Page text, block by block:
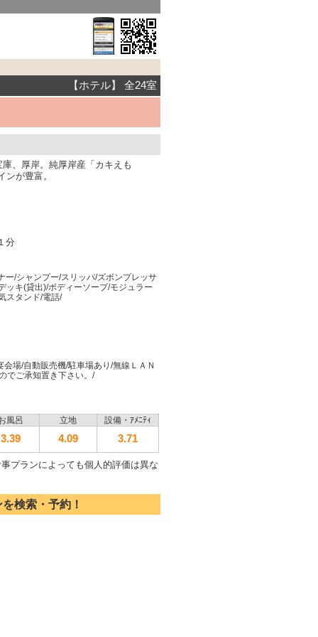
【ホテル】 全24室
、厚岸。純厚岸産「カキえも
が豊富。
分
ー/シャンプー/スリッパ/ズボンプレッサ
ッキ(貸出)/ボディーソープ/モジュラー
スタンド/電話/
場/自動販売機/駐車場あり/無線ＬＡＮ
でご承知置き下さい。/
風呂 立地 設備・ｱﾒﾆﾃｨ
3.39 4.09 3.71
プランによっても個人的評価は異な
検索・予約！